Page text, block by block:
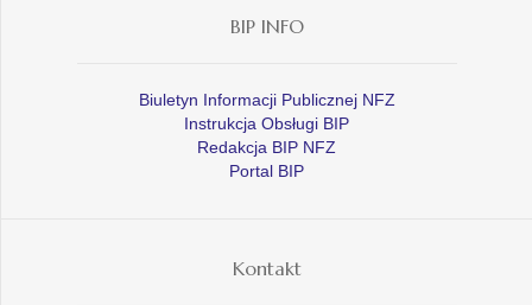
BIP INFO
Biuletyn Informacji Publicznej NFZ
Instrukcja Obsługi BIP
Redakcja BIP NFZ
Portal BIP
Kontakt